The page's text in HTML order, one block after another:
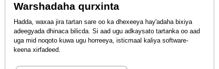
Warshadaha qurxinta
Hadda, waxaa jira tartan sare oo ka dhexeeya hay'adaha bixiya
adeegyada dhinaca bilicda. Si aad ugu adkaysato tartanka oo aad
uga mid noqoto kuwa ugu horreeya, isticmaal kaliya software-
keena xirfadeed.